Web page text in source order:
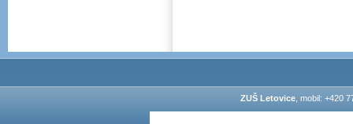
ZUŠ Letovice, mobil: +420